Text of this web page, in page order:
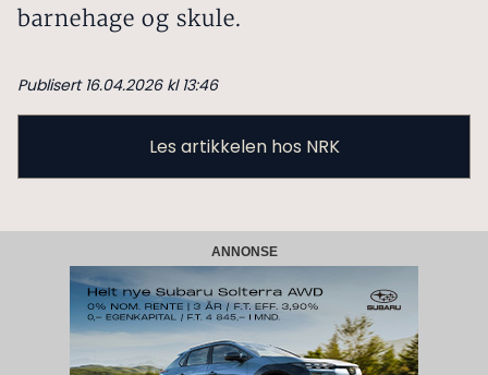
barnehage og skule.
Publisert 16.04.2026 kl 13:46
Les artikkelen hos NRK
ANNONSE